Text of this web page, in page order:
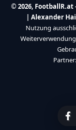
© 2026,
| Alexander
Nutzung
Partner: